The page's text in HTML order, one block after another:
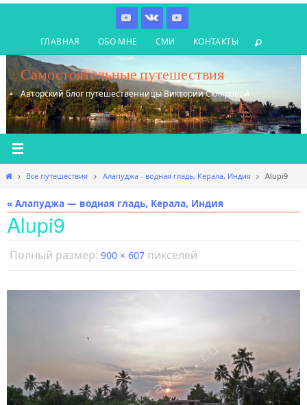
содержимому
ГЛАВНАЯ ОБО МНЕ СМИ КОНТАКТЫ
Самостоятельные путешествия
Авторский блог путешественницы Виктории Скляровой
Главная
Все путешествия Алапуджа - водная гладь, Керала, Индия Alupi9
« Алапуджа — водная гладь, Керала, Индия
Alupi9
Полный размер: 900 × 607 пикселей